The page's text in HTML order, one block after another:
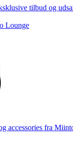
tilbud og
Lounge
accessories fra